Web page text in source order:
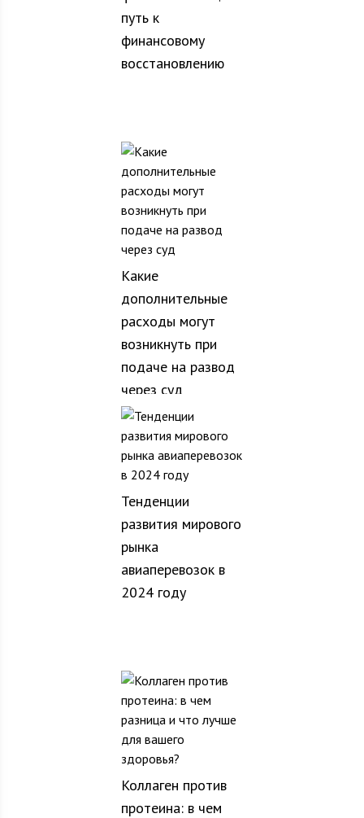
путь к
финансовому
восстановлению
Какие
дополнительные
расходы могут
возникнуть при
подаче на развод
через суд
Тенденции
развития мирового
рынка
авиаперевозок в
2024 году
Коллаген против
протеина: в чем